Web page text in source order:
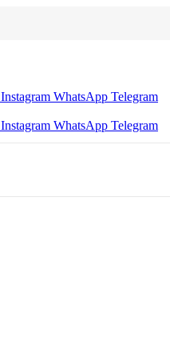
Instagram WhatsApp Telegram
Instagram WhatsApp Telegram